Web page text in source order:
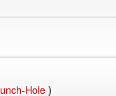
Hole )